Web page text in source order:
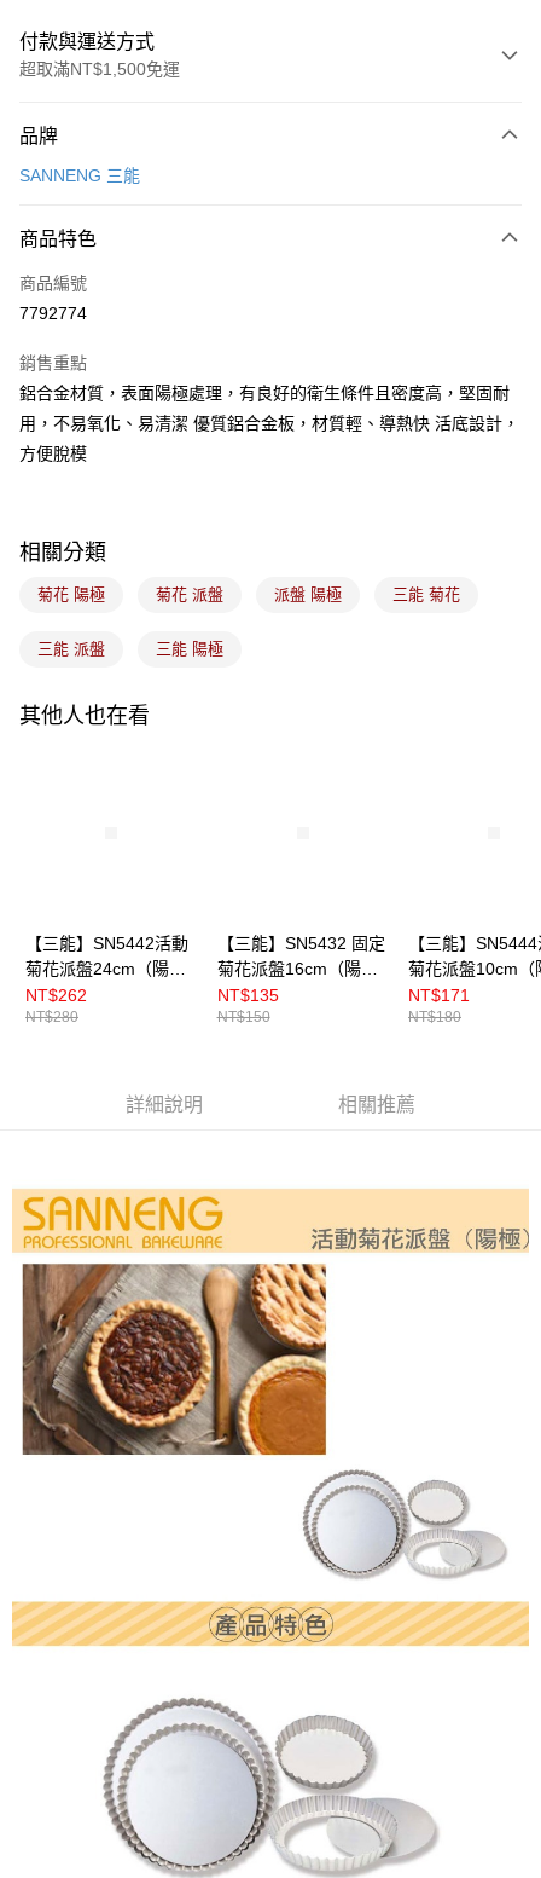
付款與運送方式
超取滿NT$1,500免運
信用卡一次付款
Apple Pay
悠遊付
全盈+PAY
ATM付款
每筆NT$100，滿NT$1,500(含以上)免運費
常溫宅配-(限重20kg以下)
免運費
品牌
SANNENG 三能
商品特色
商品編號
7792774
銷售重點
鋁合金材質，表面陽極處理，有良好的衛生條件且密度高，堅固耐
用，不易氧化、易清潔 優質鋁合金板，材質輕、導熱快 活底設計，
方便脫模
相關分類
菊花 陽極 菊花 派盤 派盤 陽極 三能 菊花
三能 派盤 三能 陽極
其他人也在看
【三能】SN5442活動
菊花派盤24cm（陽
極）
NT$262
NT$280
【三能】SN5432 固定
菊花派盤16cm（陽
極）
NT$135
NT$150
【三能】
菊花派盤10cm（
極）
NT$171
NT$180
詳細說明 相關推薦